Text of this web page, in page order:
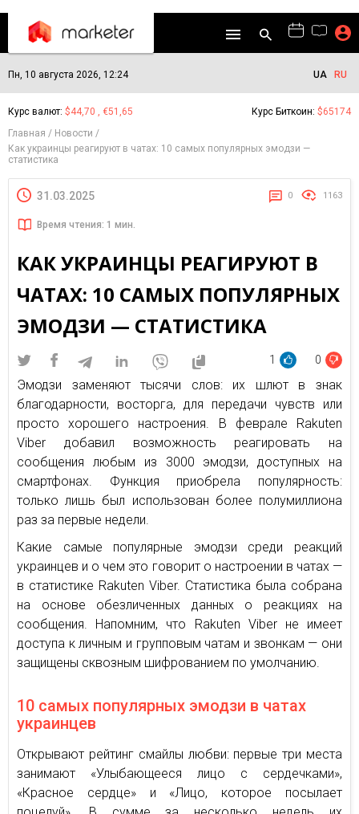
Пн, 10 августа 2026, 12:24 UA RU
Курс валют: $44,70 , €51,65 Курс Биткоин: $65174
Главная
Новости
Как украинцы реагируют в чатах: 10 самых популярных эмодзи —
статистика
31.03.2025 0 1163
Время чтения: 1 мин.
КАК УКРАИНЦЫ РЕАГИРУЮТ В
ЧАТАХ: 10 САМЫХ ПОПУЛЯРНЫХ
ЭМОДЗИ — СТАТИСТИКА
1 0
Эмодзи заменяют тысячи слов: их шлют в знак
благодарности, восторга, для передачи чувств или
просто хорошего настроения. В феврале Rakuten
Viber добавил возможность реагировать на
сообщения любым из 3000 эмодзи, доступных на
смартфонах. Функция приобрела популярность:
только лишь был использован более полумиллиона
раз за первые недели.
Какие самые популярные эмодзи среди реакций
украинцев и о чем это говорит о настроении в чатах —
в статистике Rakuten Viber. Статистика была собрана
на основе обезличенных данных о реакциях на
сообщения. Напомним, что Rakuten Viber не имеет
доступа к личным и групповым чатам и звонкам — они
защищены сквозным шифрованием по умолчанию.
10 самых популярных эмодзи в чатах
украинцев
Открывают рейтинг смайлы любви: первые три места
занимают «Улыбающееся лицо с сердечками»,
«Красное сердце» и «Лицо, которое посылает